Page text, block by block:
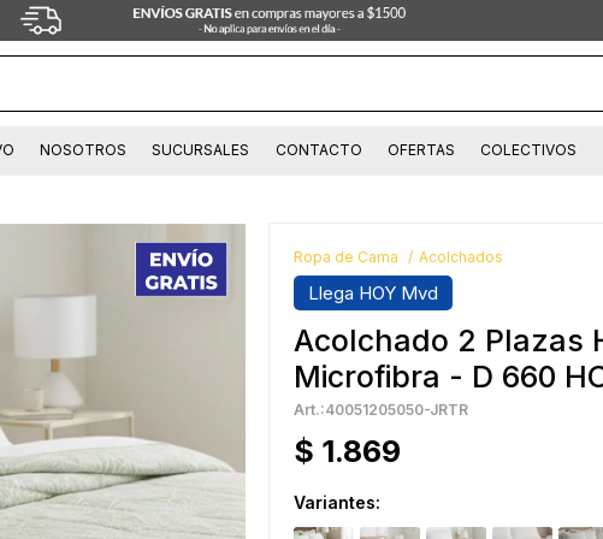
NOSOTROS SUCURSALES CONTACTO OFERTAS COLECTIVOS
Ropa de Cama Acolchados
Llega HOY Mvd
Acolchado 2 Plazas
Microfibra - D 660
40051205050-JRTR
$ 1.869
Variantes: